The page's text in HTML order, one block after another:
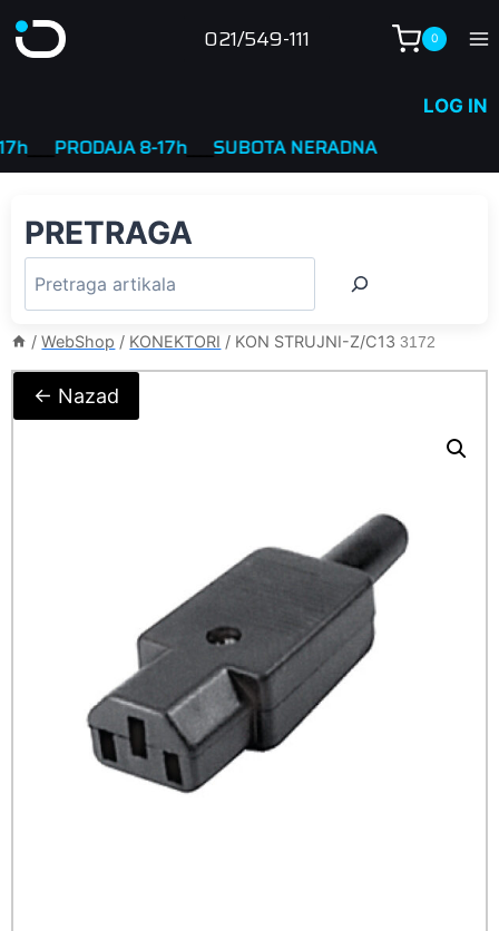
to
021/549-111 0
LOG IN
PRODAJA 8-17h____SUBOTA NERADNA
PRETRAGA
/ WebShop / KONEKTORI / KON STRUJNI-Z/C13 3172
← Nazad